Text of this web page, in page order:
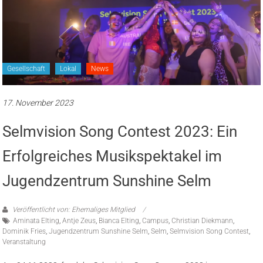
Gesellschaft Lokal News
17. November 2023
Selmvision Song Contest 2023: Ein
Erfolgreiches Musikspektakel im
Jugendzentrum Sunshine Selm
Veröffentlicht von: Ehemaliges Mitglied
Aminata Elting ,Antje Zeus Bianca Elting ,Campus ,Christian Diekmann
Dominik Fries ,Jugendzentrum Sunshine Selm ,Selm ,Selmvision Song Contest
Veranstaltung